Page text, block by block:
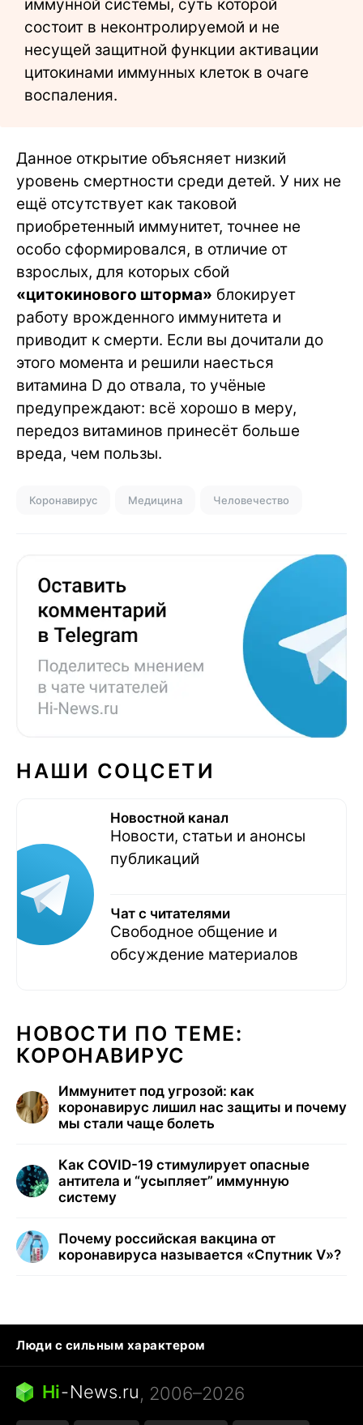
иммунной системы, суть которой
состоит в неконтролируемой и не
несущей защитной функции активации
цитокинами иммунных клеток в очаге
воспаления.
Данное открытие объясняет низкий
уровень смертности среди детей. У них не
ещё отсутствует как таковой
приобретенный иммунитет, точнее не
особо сформировался, в отличие от
взрослых, для которых сбой
«цитокинового шторма» блокирует
работу врожденного иммунитета и
приводит к смерти. Если вы дочитали до
этого момента и решили наесться
витамина D до отвала, то учёные
предупреждают: всё хорошо в меру,
передоз витаминов принесёт больше
вреда, чем пользы.
Коронавирус Медицина Человечество
НАШИ СОЦСЕТИ
Новостной канал
Новости, статьи и анонсы
публикаций
Чат с читателями
Свободное общение и
обсуждение материалов
НОВОСТИ ПО ТЕМЕ:
КОРОНАВИРУС
Иммунитет под угрозой: как
коронавирус лишил нас защиты и почему
мы стали чаще болеть
Как COVID-19 стимулирует опасные
антитела и “усыпляет” иммунную
систему
Почему российская вакцина от
коронавируса называется «Спутник V»?
Люди с сильным характером
Кошка писает на кровать
Тунцы в океанариуме
Ядовитые пауки России
Города в ядерной войне
Открытие в Google Maps
Hi-News.ru, 2006–2026